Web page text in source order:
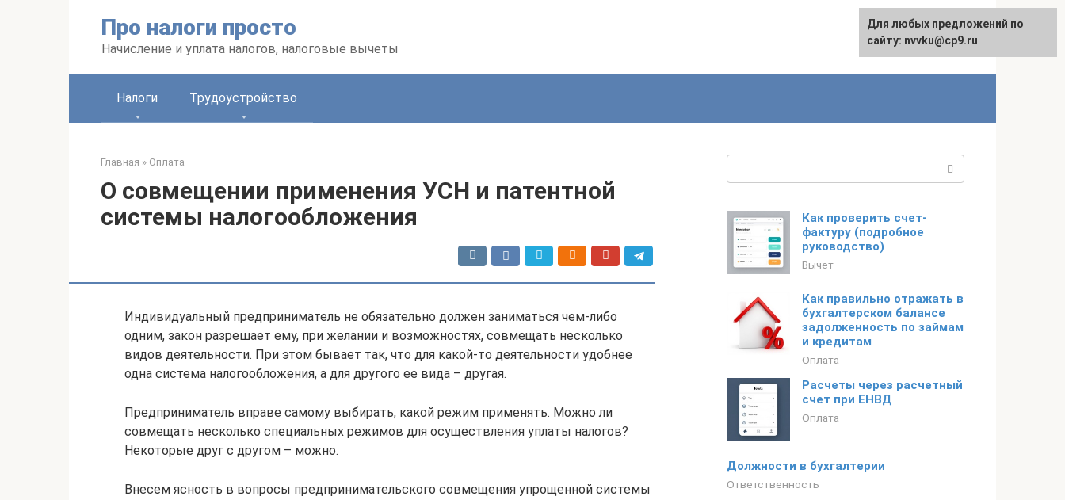
Про налоги просто
Начисление и уплата налогов, налоговые вычеты
English
Налоги Трудоустройство
Главная » Оплата
О совмещении применения УСН и патентной
системы налогообложения
Индивидуальный предприниматель не обязательно должен заниматься чем-либо
одним, закон разрешает ему, при желании и возможностях, совмещать несколько
видов деятельности. При этом бывает так, что для какой-то деятельности удобнее
одна система налогообложения, а для другого ее вида – другая.
Предприниматель вправе самому выбирать, какой режим применять. Можно ли
совмещать несколько специальных режимов для осуществления уплаты налогов?
Некоторые друг с другом – можно.
Внесем ясность в вопросы предпринимательского совмещения упрощенной системы
Как проверить счет-
фактуру (подробное
руководство)
Вычет
Как правильно отражать в
бухгалтерском балансе
задолженность по займам
и кредитам
Оплата
Расчеты через расчетный
счет при ЕНВД
Оплата
Должности в бухгалтерии
Ответственность
Для любых предложений по
сайту: nvvku@cp9.ru